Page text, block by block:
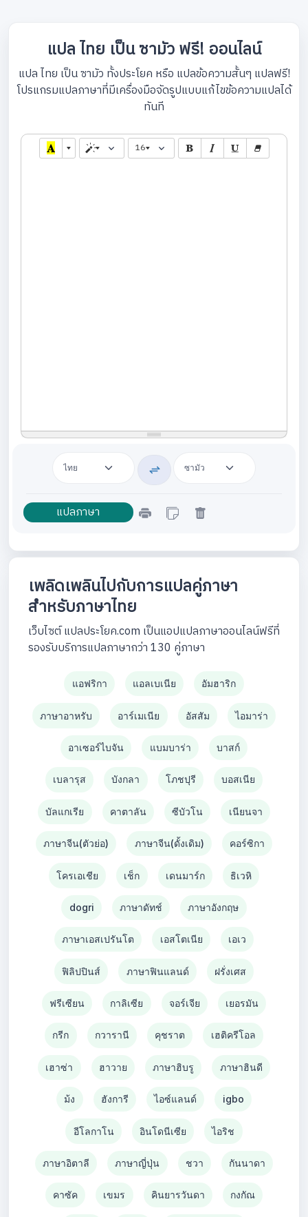
แปล ไทย เป็น ซามัว ฟรี! ออนไลน์
แปล ไทย เป็น ซามัว ทั้งประโยค หรือ แปลข้อความสั้นๆ แปลฟรี!
โปรแกรมแปลภาษาที่มีเครื่องมือจัดรูปแบบแก้ไขข้อความแปลได้
ทันที
16
เพลิดเพลินไปกับการแปลคู่ภาษา
สำหรับภาษาไทย
เว็บไซต์ แปลประโยค.com เป็นแอปแปลภาษาออนไลน์ฟรีที่
รองรับบริการแปลภาษากว่า 130 คู่ภาษา
แอฟริกา แอลเบเนีย อัมฮาริก
ภาษาอาหรับ อาร์เมเนีย อัสสัม ไอมาร่า
อาเซอร์ไบจัน แบมบาร่า บาสก์
เบลารุส บังกลา โภชปุรี บอสเนีย
บัลแกเรีย คาตาลัน ซีบัวโน เนียนจา
ภาษาจีน(ตัวย่อ) ภาษาจีน(ดั้งเดิม) คอร์ซิกา
โครเอเชีย เช็ก เดนมาร์ก ธิเวหิ
dogri ภาษาดัทช์ ภาษาอังกฤษ
ภาษาเอสเปรันโต เอสโตเนีย เอเว
ฟิลิปปินส์ ภาษาฟินแลนด์ ฝรั่งเศส
ฟรีเซียน กาลิเซีย จอร์เจีย เยอรมัน
กรีก กวารานี คุชราต เฮติครีโอล
เฮาซ่า ฮาวาย ภาษาฮิบรู ภาษาฮินดี
ม้ง ฮังการี ไอซ์แลนด์ igbo
อีโลกาโน อินโดนีเซีย ไอริช
ภาษาอิตาลี ภาษาญี่ปุ่น ชวา กันนาดา
คาซัค เขมร คินยารวันดา กงกัณ